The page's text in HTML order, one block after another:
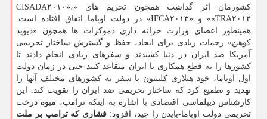
کشورمان اثر گذاشت همچون تحریم های «CISADA۲۰۱۰»،
«TRA۲۰۱۲» و «IFCA۲۰۱۳» در دولت اوباما اتفاق افتاده است.
همینطور اعضای وزارت خزانه داری دموکرات ها همچون «دیوید
کوهن» زحمات زیادی برای ایجاد، حفظ و گسترش ساختار تحریمی
آمریکا ضد ایران در دنیا کشیدند و سفرهای زیادی انجام دادند تا
کشورها را به قطع همکاری با ایران متقاعد کنند حتی در زمان دولت
اول اوباما، خود هیلاری کلینتون با سفر به کشورهای مختلف آنها را
تهدید و تطمیع کرد که ساختار تحریمی ضد ایران را تقویت کند. این
کارشناس دیپلماسی اقتصادی با اشاره به اینکه ترامپ، میوه درخت
تحریمی دولت اوباما-بایدن را چید، افزود: فشاری که ترامپ بر ملت